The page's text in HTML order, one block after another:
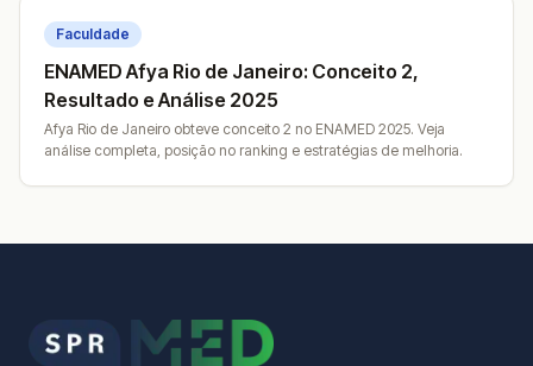
Faculdade
ENAMED Afya Rio de Janeiro: Conceito 2,
Resultado e Análise 2025
Afya Rio de Janeiro obteve conceito 2 no ENAMED 2025. Veja
análise completa, posição no ranking e estratégias de melhoria.